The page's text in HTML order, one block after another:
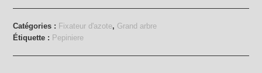
Catégories : Fixateur d'azote, Grand arbre
Étiquette : Pepiniere